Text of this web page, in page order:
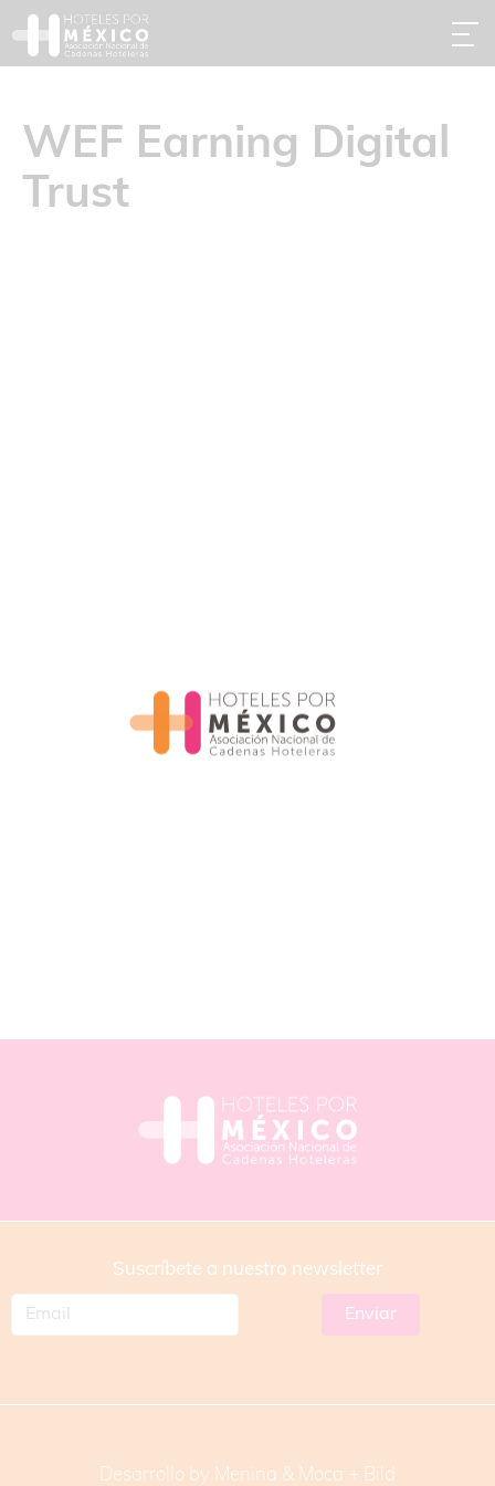
WEF Earning Digital
Trust
Suscríbete a nuestro newsletter
Desarrollo by Menina & Moca + Bild